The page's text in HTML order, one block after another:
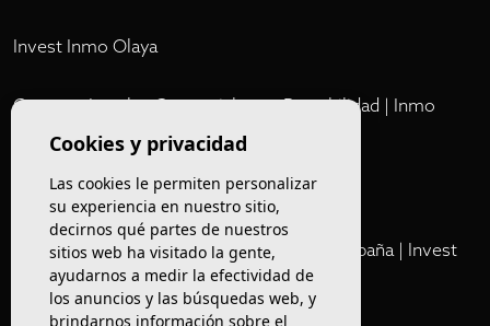
Invest Inmo Olaya
Comprar Locales Comerciales en Rentabilidad | Inmo
Olaya
Cartera Privada de Activos Hoteleros en España | Invest
Inmo Olaya
Cookies y privacidad
Las cookies le permiten personalizar
su experiencia en nuestro sitio,
decirnos qué partes de nuestros
sitios web ha visitado la gente,
ayudarnos a medir la efectividad de
los anuncios y las búsquedas web, y
brindarnos información sobre el